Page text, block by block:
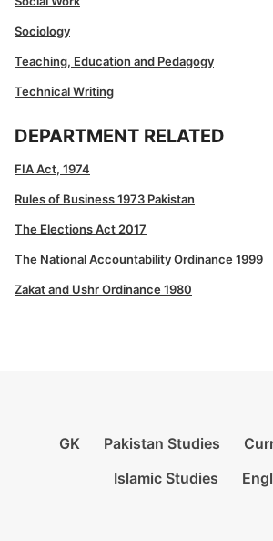
Sociology
Teaching, Education and Pedagogy
Technical Writing
DEPARTMENT RELATED
FIA Act, 1974
Rules of Business 1973 Pakistan
The Elections Act 2017
The National Accountability Ordinance 1999
Zakat and Ushr Ordinance 1980
GK Pakistan Studies
Islamic Studies